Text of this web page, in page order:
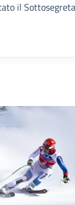
il